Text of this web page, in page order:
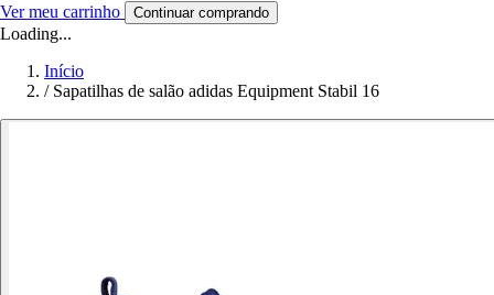
Ver meu carrinho Continuar comprando
Loading...
Início
/ Sapatilhas de salão adidas Equipment Stabil 16